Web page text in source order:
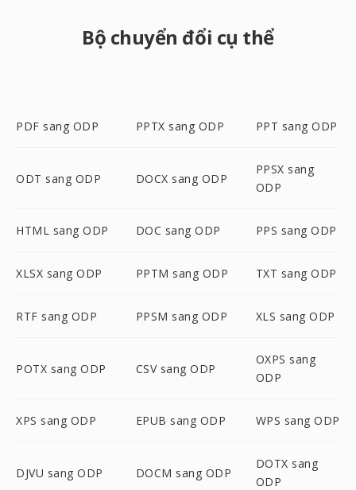
Bộ chuyển đổi cụ thể
PDF sang ODP PPTX sang ODP PPT sang ODP
ODT sang ODP DOCX sang ODP
PPSX sang
ODP
HTML sang ODP DOC sang ODP PPS sang ODP
XLSX sang ODP PPTM sang ODP TXT sang ODP
RTF sang ODP PPSM sang ODP XLS sang ODP
POTX sang ODP CSV sang ODP
OXPS sang
ODP
XPS sang ODP EPUB sang ODP WPS sang ODP
DJVU sang ODP DOCM sang ODP
DOTX sang
ODP